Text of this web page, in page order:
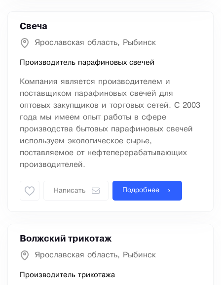
Свеча
Ярославская область, Рыбинск
Производитель парафиновых свечей
Компания является производителем и
поставщиком парафиновых свечей для
оптовых закупщиков и торговых сетей. С 2003
года мы имеем опыт работы в сфере
производства бытовых парафиновых свечей
используем экологическое сырье,
поставляемое от нефтеперерабатывающих
производителей.
Написать Подробнее
Волжский трикотаж
Ярославская область, Рыбинск
Производитель трикотажа